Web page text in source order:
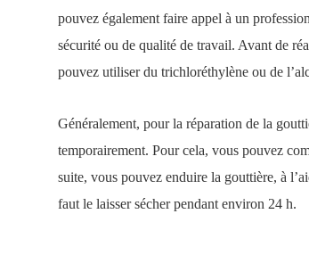
pouvez également faire appel à un
sécurité ou de qualité de travail. Avant de
pouvez utiliser du trichloréthylène ou de
Généralement, pour la réparation de la
temporairement. Pour cela, vous pouvez
suite, vous pouvez enduire la gouttière, à
faut le laisser sécher pendant environ 24 h.